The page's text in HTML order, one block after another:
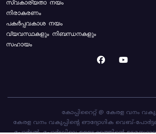
സ്വകാര്യതാ നയം
നിരാകരണം
പകർപ്പവകാശ നയം
വ്യവസ്ഥകളും നിബന്ധനകളും
സഹായം
കോപ്പിറൈറ്റ് @ കേരള വനം
കേരള വനം വകുപ്പിന്റെ ഔദ്യോഗിക വെബ്-
പോർട്ടൽ. പോർട്ടലിലെ ഉള്ളടക്കത്തിന്റെ